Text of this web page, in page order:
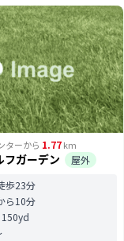
ターから 1.77km
フガーデン
屋外
歩23分
ら10分
150yd